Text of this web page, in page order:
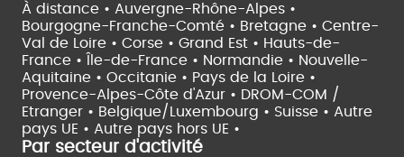
À distance • Auvergne-Rhône-Alpes •
Bourgogne-Franche-Comté • Bretagne • Centre-
Val de Loire • Corse • Grand Est • Hauts-de-
France •
Île-de-France • Normandie • Nouvelle-
Aquitaine • Occitanie • Pays de la Loire •
Provence-Alpes-Côte d'Azur • DROM-COM /
Etranger • Belgique/Luxembourg • Suisse • Autre
pays UE • Autre pays hors UE •
Par secteur d'activité